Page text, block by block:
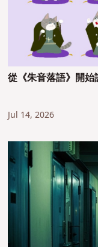
從《朱音落語》開
Jul 14, 2026